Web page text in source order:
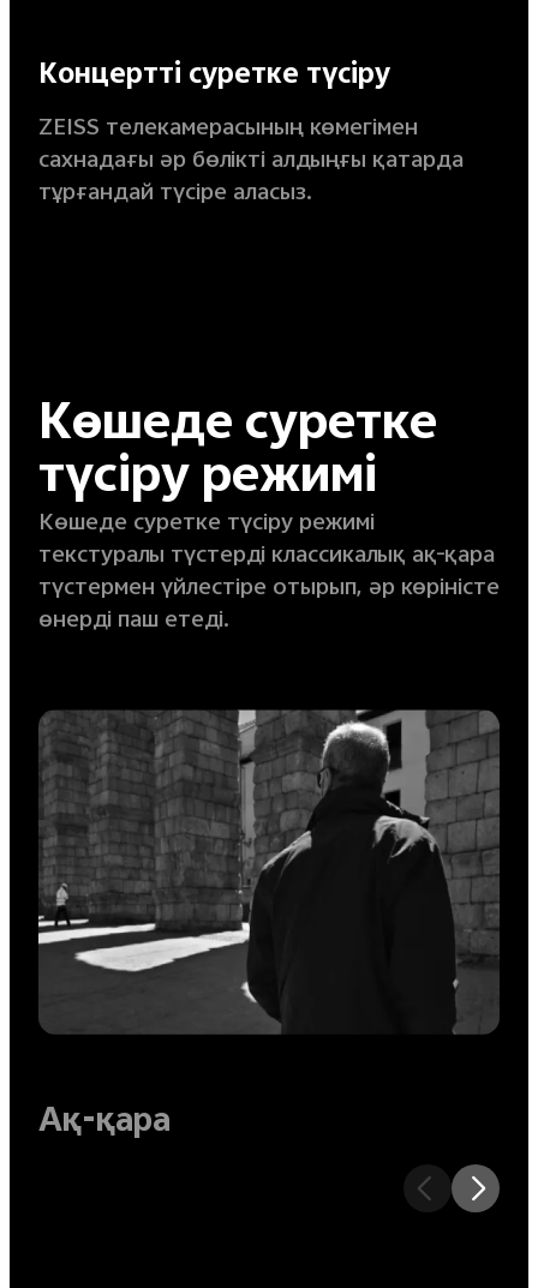
Концертті суретке түсіру
ZEISS телекамерасының көмегімен
сахнадағы әр бөлікті алдыңғы қатарда
тұрғандай түсіре аласыз.
Көшеде суретке
түсіру режимі
Көшеде суретке түсіру режимі
текстуралы түстерді классикалық ақ-қара
түстермен үйлестіре отырып, әр көріністе
өнерді паш етеді.
Ақ-қара